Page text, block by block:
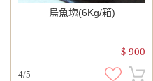
烏魚塊(6Kg/箱)
$ 900
4/5